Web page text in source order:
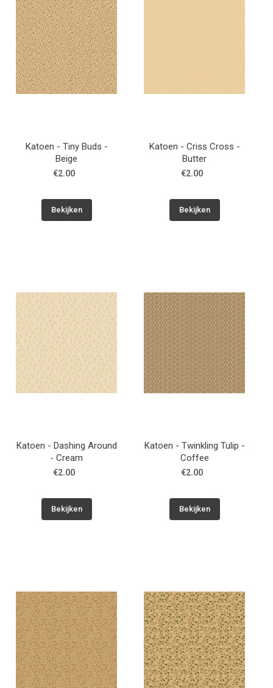
Katoen - Tiny Buds -
Beige
€2.00
Bekijken
Katoen - Criss Cross -
Butter
€2.00
Bekijken
Katoen - Dashing Around
- Cream
€2.00
Bekijken
Katoen - Twinkling Tulip -
Coffee
€2.00
Bekijken